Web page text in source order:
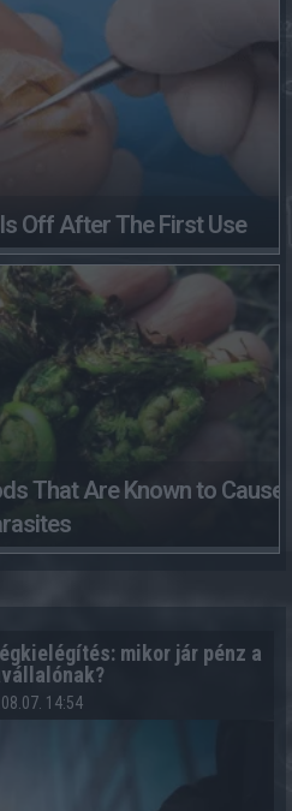
Off After The First Use
That Are Known to Cause
mikor jár pénz a
14:54